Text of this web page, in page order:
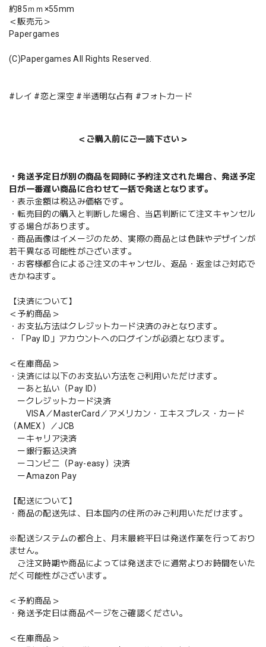
約85ｍｍ×55mm
＜販売元＞
Papergames
(C)Papergames All Rights Reserved.
#レイ #恋と深空 #半透明な占有 #フォトカード
＜ご購入前にご一読下さい＞
・発送予定日が別の商品を同時に予約注文された場合、発送予定
日が一番遅い商品に合わせて一括で発送となります。
・表示金額は税込み価格です。
・転売目的の購入と判断した場合、当店判断にて注文キャンセル
する場合があります。
・商品画像はイメージのため、実際の商品とは色味やデザインが
若干異なる可能性がございます。
・お客様都合によるご注文のキャンセル、返品・返金はご対応で
きかねます。
【決済について】
＜予約商品＞
・お支払方法はクレジットカード決済のみとなります。
・「Pay ID」アカウントへのログインが必須となります。
＜在庫商品＞
・決済には以下のお支払い方法をご利用いただけます。
ーあと払い（Pay ID）
ークレジットカード決済
VISA／MasterCard／アメリカン・エキスプレス・カード
（AMEX）／JCB
ーキャリア決済
ー銀行振込決済
ーコンビニ（Pay-easy）決済
ーAmazon Pay
【配送について】
・商品の配送先は、日本国内の住所のみご利用いただけます。
※配送システムの都合上、月末最終平日は発送作業を行っており
ません。
ご注文時期や商品によっては発送までに通常よりお時間をいた
だく可能性がございます。
＜予約商品＞
・発送予定日は商品ページをご確認ください。
＜在庫商品＞